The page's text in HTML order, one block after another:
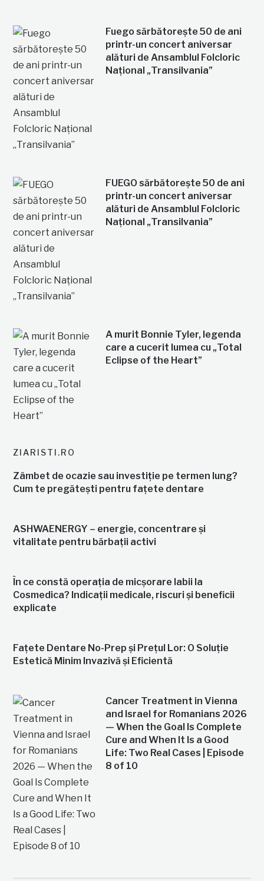
Fuego sărbătorește 50 de ani
printr-un concert aniversar
alături de Ansamblul Folcloric
Național „Transilvania”
FUEGO sărbătorește 50 de ani
printr-un concert aniversar
alături de Ansamblul Folcloric
Național „Transilvania”
A murit Bonnie Tyler, legenda
care a cucerit lumea cu „Total
Eclipse of the Heart”
ZIARISTI.RO
Zâmbet de ocazie sau investiție pe termen lung?
Cum te pregătești pentru fațete dentare
ASHWAENERGY – energie, concentrare și
vitalitate pentru bărbații activi
În ce constă operația de micșorare labii la
Cosmedica? Indicații medicale, riscuri și beneficii
explicate
Fațete Dentare No-Prep și Prețul Lor: O Soluție
Estetică Minim Invazivă și Eficientă
Cancer Treatment in Vienna
and Israel for Romanians 2026
— When the Goal Is Complete
Cure and When It Is a Good
Life: Two Real Cases | Episode
8 of 10